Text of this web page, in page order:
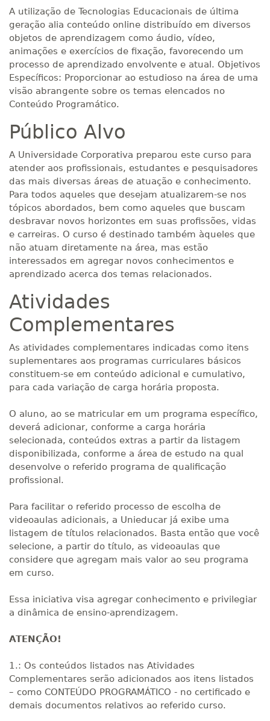
A utilização de Tecnologias Educacionais de última
geração alia conteúdo online distribuído em diversos
objetos de aprendizagem como áudio, vídeo,
animações e exercícios de fixação, favorecendo um
processo de aprendizado envolvente e atual. Objetivos
Específicos: Proporcionar ao estudioso na área de uma
visão abrangente sobre os temas elencados no
Conteúdo Programático.
Público Alvo
A Universidade Corporativa preparou este curso para
atender aos profissionais, estudantes e pesquisadores
das mais diversas áreas de atuação e conhecimento.
Para todos aqueles que desejam atualizarem-se nos
tópicos abordados, bem como aqueles que buscam
desbravar novos horizontes em suas profissões, vidas
e carreiras. O curso é destinado também àqueles que
não atuam diretamente na área, mas estão
interessados em agregar novos conhecimentos e
aprendizado acerca dos temas relacionados.
Atividades
Complementares
As atividades complementares indicadas como itens
suplementares aos programas curriculares básicos
constituem-se em conteúdo adicional e cumulativo,
para cada variação de carga horária proposta.
O aluno, ao se matricular em um programa específico,
deverá adicionar, conforme a carga horária
selecionada, conteúdos extras a partir da listagem
disponibilizada, conforme a área de estudo na qual
desenvolve o referido programa de qualificação
profissional.
Para facilitar o referido processo de escolha de
videoaulas adicionais, a Unieducar já exibe uma
listagem de títulos relacionados. Basta então que você
selecione, a partir do título, as videoaulas que
considere que agregam mais valor ao seu programa
em curso.
Essa iniciativa visa agregar conhecimento e privilegiar
a dinâmica de ensino-aprendizagem.
ATENÇÃO!
1.: Os conteúdos listados nas Atividades
Complementares serão adicionados aos itens listados
– como CONTEÚDO PROGRAMÁTICO - no certificado e
demais documentos relativos ao referido curso.